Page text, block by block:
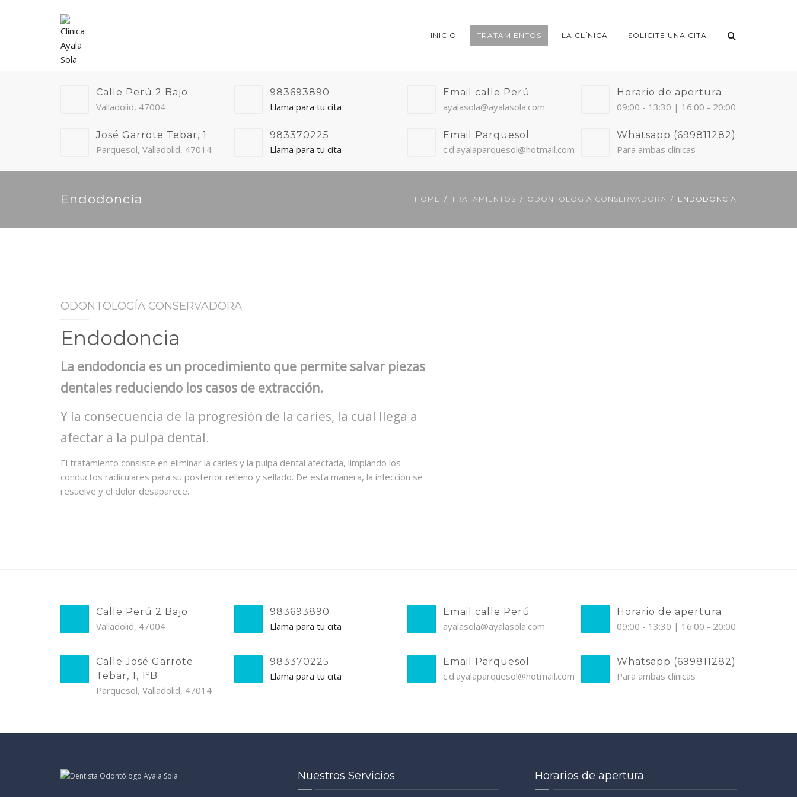
INICIO TRATAMIENTOS LA CLÍNICA SOLICITE UNA CITA
Calle Perú 2 Bajo
Valladolid, 47004
983693890
Llama para tu cita
Email calle Perú
ayalasola@ayalasola.com
Horario de apertura
09:00 - 13:30 | 16:00 - 20:00
José Garrote Tebar, 1
Parquesol, Valladolid, 47014
983370225
Llama para tu cita
Email Parquesol
c.d.ayalaparquesol@hotmail.com
Whatsapp (699811282)
Para ambas clínicas
Endodoncia HOME TRATAMIENTOS ODONTOLOGÍA CONSERVADORA ENDODONCIA
ODONTOLOGÍA CONSERVADORA
Endodoncia
La endodoncia es un procedimiento que permite salvar piezas
dentales reduciendo los casos de extracción.
Y la consecuencia de la progresión de la caries, la cual llega a
afectar a la pulpa dental.
El tratamiento consiste en eliminar la caries y la pulpa dental afectada, limpiando los
conductos radiculares para su posterior relleno y sellado. De esta manera, la infección se
resuelve y el dolor desaparece.
Calle Perú 2 Bajo
Valladolid, 47004
983693890
Llama para tu cita
Email calle Perú
ayalasola@ayalasola.com
Horario de apertura
09:00 - 13:30 | 16:00 - 20:00
Calle José Garrote
Tebar, 1, 1ºB
Parquesol, Valladolid, 47014
983370225
Llama para tu cita
Email Parquesol
c.d.ayalaparquesol@hotmail.com
Whatsapp (699811282)
Para ambas clínicas
Nuestros Servicios Horarios de apertura